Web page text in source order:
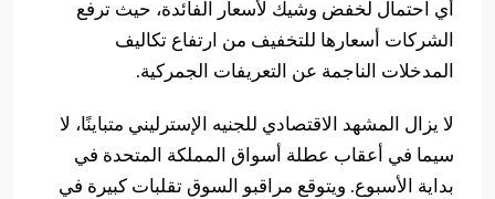
أي احتمال لخفض وشيك لأسعار الفائدة، حيث ترفع
الشركات أسعارها للتخفيف من ارتفاع تكاليف
المدخلات الناجمة عن التعريفات الجمركية.
لا يزال المشهد الاقتصادي للجنيه الإسترليني متباينًا، لا
سيما في أعقاب عطلة أسواق المملكة المتحدة في
بداية الأسبوع. ويتوقع مراقبو السوق تقلبات كبيرة في